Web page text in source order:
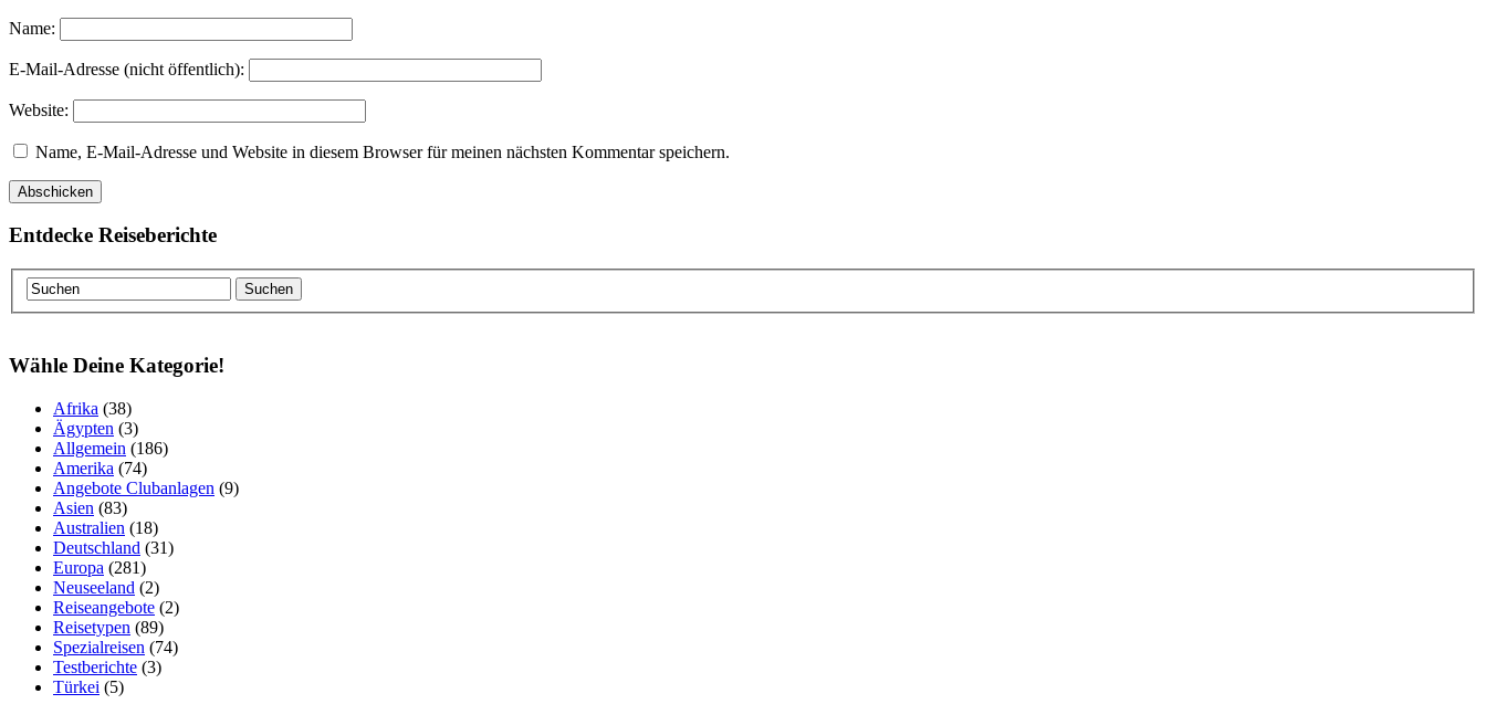
Name:
E-Mail-Adresse (nicht öffentlich):
Website:
Name, E-Mail-Adresse und Website in diesem Browser für meinen nächsten Kommentar speichern.
Entdecke Reiseberichte
Wähle Deine Kategorie!
Afrika (38)
Ägypten (3)
Allgemein (186)
Amerika (74)
Angebote Clubanlagen (9)
Asien (83)
Australien (18)
Deutschland (31)
Europa (281)
Neuseeland (2)
Reiseangebote (2)
Reisetypen (89)
Spezialreisen (74)
Testberichte (3)
Türkei (5)